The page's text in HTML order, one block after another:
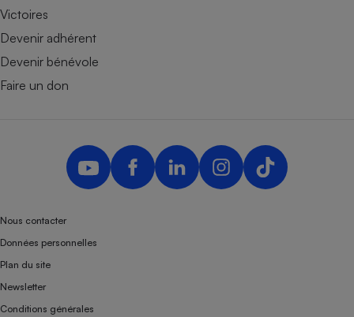
Victoires
Devenir adhérent
Devenir bénévole
Faire un don
Nous contacter
Données personnelles
Plan du site
Newsletter
Conditions générales